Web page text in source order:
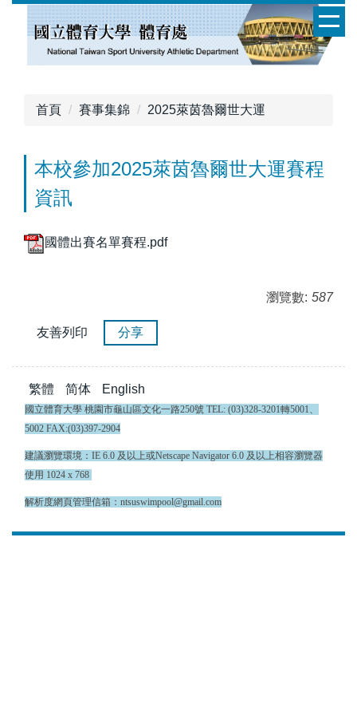
首頁 賽事集錦 2025萊茵魯爾世大運
本校參加2025萊茵魯爾世大運賽程
資訊
國體出賽名單賽程.pdf
瀏覽數: 587
友善列印 分享
繁體 简体 English
國立體育大學 桃園市龜山區文化一路250號 TEL: (03)328-3201轉5001、
5002 FAX:(03)397-2904
建議瀏覽環境：IE 6.0 及以上或Netscape Navigator 6.0 及以上相容瀏覽器
使用 1024 x 768
解析度網頁管理信箱：ntsuswimpool@gmail.com